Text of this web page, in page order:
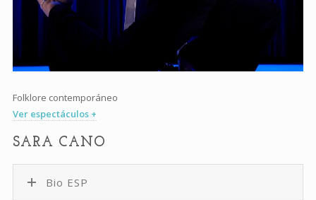
Folklore contemporáneo
Ver espectáculos +
SARA CANO
Bio ESP